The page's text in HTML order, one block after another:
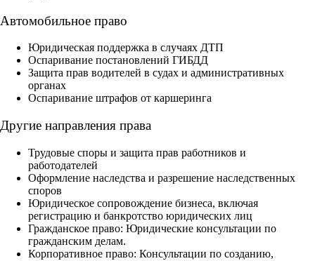
Автомобильное право
Юридическая поддержка в случаях ДТП
Оспаривание постановлений ГИБДД
Защита прав водителей в судах и административных
органах
Оспаривание штрафов от каршеринга
Другие направления права
Трудовые споры и защита прав работников и
работодателей
Оформление наследства и разрешение наследственных
споров
Юридическое сопровождение бизнеса, включая
регистрацию и банкротство юридических лиц
Гражданское право: Юридические консультации по
гражданским делам.
Корпоративное право: Консультации по созданию,